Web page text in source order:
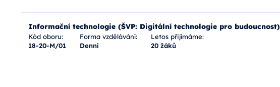
Informační technologie (ŠVP: Digitální technologie pro budoucnost)
Kód oboru:
18-20-M/01
Forma vzdělávání:
Denní
Letos přijímáme:
20 žáků